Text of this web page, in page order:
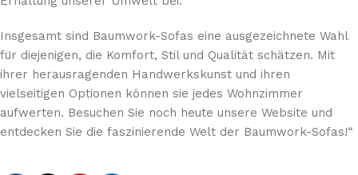
Insgesamt sind Baumwork-Sofas eine ausgezeichnete Wahl
für diejenigen, die Komfort, Stil und Qualität schätzen. Mit
ihrer herausragenden Handwerkskunst und ihren
vielseitigen Optionen können sie jedes Wohnzimmer
aufwerten. Besuchen Sie noch heute unsere Website und
entdecken Sie die faszinierende Welt der Baumwork-Sofas!“